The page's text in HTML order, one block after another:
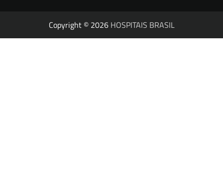
Copyright © 2026 HOSPITAIS BRASIL